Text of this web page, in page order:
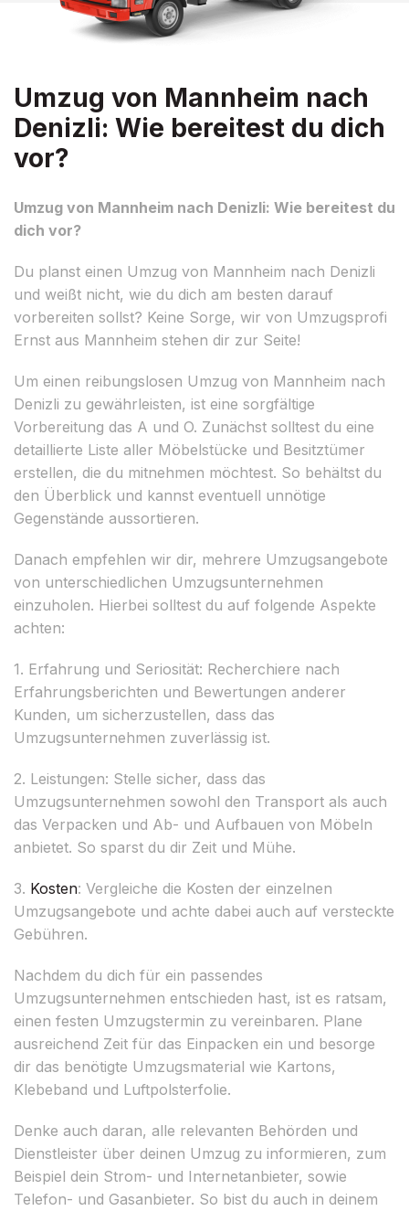
Umzug von Mannheim nach
Denizli: Wie bereitest du dich
vor?
Umzug von Mannheim nach Denizli: Wie bereitest du
dich vor?
Du planst einen Umzug von Mannheim nach Denizli
und weißt nicht, wie du dich am besten darauf
vorbereiten sollst? Keine Sorge, wir von Umzugsprofi
Ernst aus Mannheim stehen dir zur Seite!
Um einen reibungslosen Umzug von Mannheim nach
Denizli zu gewährleisten, ist eine sorgfältige
Vorbereitung das A und O. Zunächst solltest du eine
detaillierte Liste aller Möbelstücke und Besitztümer
erstellen, die du mitnehmen möchtest. So behältst du
den Überblick und kannst eventuell unnötige
Gegenstände aussortieren.
Danach empfehlen wir dir, mehrere Umzugsangebote
von unterschiedlichen Umzugsunternehmen
einzuholen. Hierbei solltest du auf folgende Aspekte
achten:
1. Erfahrung und Seriosität: Recherchiere nach
Erfahrungsberichten und Bewertungen anderer
Kunden, um sicherzustellen, dass das
Umzugsunternehmen zuverlässig ist.
2. Leistungen: Stelle sicher, dass das
Umzugsunternehmen sowohl den Transport als auch
das Verpacken und Ab- und Aufbauen von Möbeln
anbietet. So sparst du dir Zeit und Mühe.
3. Kosten: Vergleiche die Kosten der einzelnen
Umzugsangebote und achte dabei auch auf versteckte
Gebühren.
Nachdem du dich für ein passendes
Umzugsunternehmen entschieden hast, ist es ratsam,
einen festen Umzugstermin zu vereinbaren. Plane
ausreichend Zeit für das Einpacken ein und besorge
dir das benötigte Umzugsmaterial wie Kartons,
Klebeband und Luftpolsterfolie.
Denke auch daran, alle relevanten Behörden und
Dienstleister über deinen Umzug zu informieren, zum
Beispiel dein Strom- und Internetanbieter, sowie
Telefon- und Gasanbieter. So bist du auch in deinem